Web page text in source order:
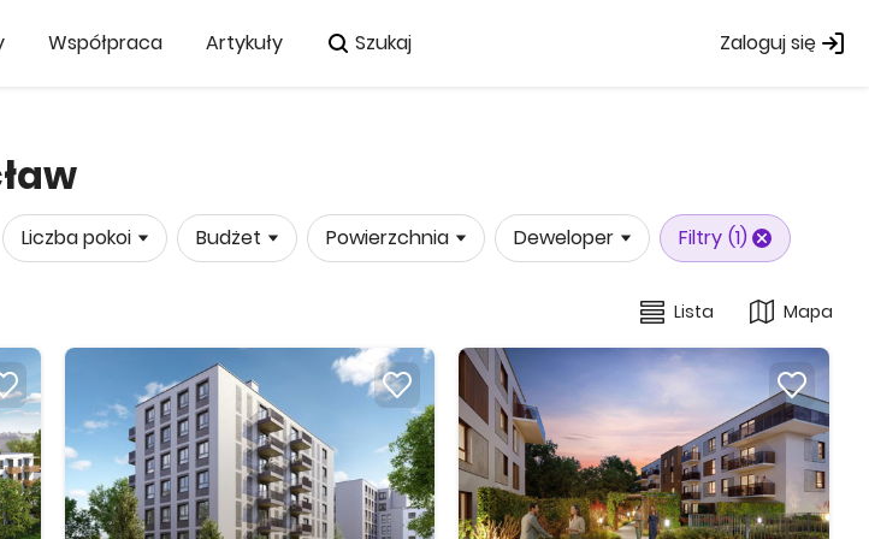
Współpraca Artykuły Szukaj Zaloguj się
Liczba pokoi Budżet Powierzchnia Deweloper Filtry (1)
Lista Mapa